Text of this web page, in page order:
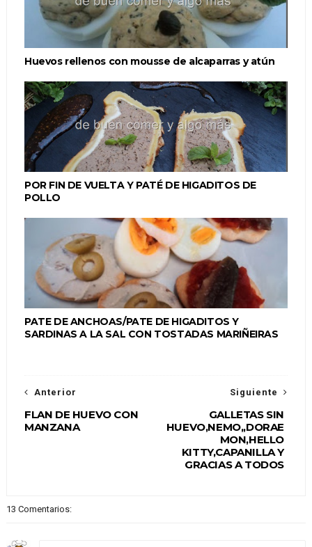
Huevos rellenos con mousse de alcaparras y atún
POR FIN DE VUELTA Y PATÉ DE HIGADITOS DE
POLLO
PATE DE ANCHOAS/PATE DE HIGADITOS Y
SARDINAS A LA SAL CON TOSTADAS MARIÑEIRAS
Siguiente
GALLETAS SIN
HUEVO,NEMO,,DORAE
MON,HELLO
KITTY,CAPANILLA Y
GRACIAS A TODOS
Anterior
FLAN DE HUEVO CON
MANZANA
13 Comentarios: